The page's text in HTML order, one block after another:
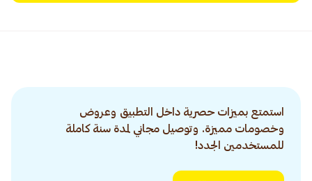
استمتع بميزات حصرية داخل التطبيق وعروض
وخصومات مميزة. وتوصيل مجاني لمدة سنة كاملة
للمستخدمين الجدد!